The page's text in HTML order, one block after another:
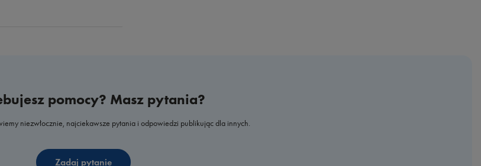
pomocy? Masz pytania?
niezwłocznie, najciekawsze pytania i odpowiedzi publikując dla innych.
Zadaj pytanie